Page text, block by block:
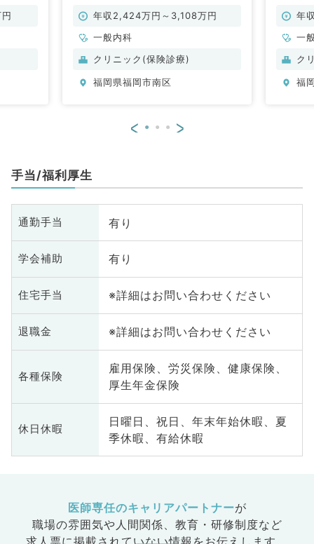
方が7割！★（一般内科／常勤）
年収2,424万円～3,108万円
一般内科
クリニック(保険診療)
福岡県福岡市南区
勤）年
一
ク
福
< >
手当/福利厚生
通勤手当 有り
学会補助 有り
住宅手当 ※詳細はお問い合わせください
退職金 ※詳細はお問い合わせください
各種保険
雇用保険、労災保険、健康保険、
厚生年金保険
休日休暇
日曜日、祝日、年末年始休暇、夏
季休暇、有給休暇
医師専任のキャリアパートナーが
職場の雰囲気や人間関係、 教育・研修制度など